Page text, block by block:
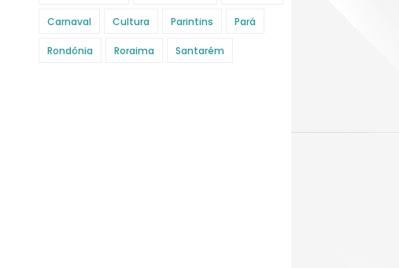
Carnaval Cultura Parintins Pará
Rondônia Roraima Santarém